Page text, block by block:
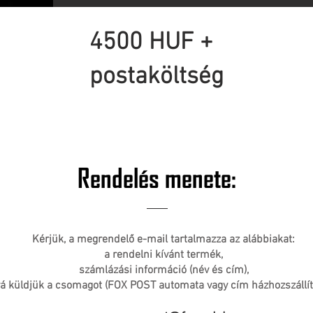
4500 HUF +
postaköltség
Rendelés menete:
Kérjük, a megrendelő e-mail tartalmazza az alábbiakat:
a rendelni kívánt termék,
számlázási információ (név és cím),
küldjük a csomagot (FOX POST automata vagy cím